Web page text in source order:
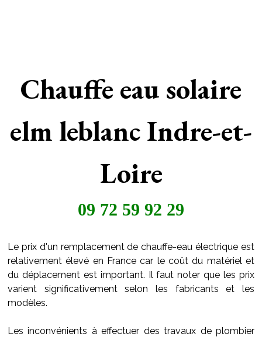
Chauffe eau solaire
elm leblanc Indre-et-
Loire
09 72 59 92 29
Le prix d'un remplacement de chauffe-eau électrique est
relativement élevé en France car le coût du matériel et
du déplacement est important. Il faut noter que les prix
varient significativement selon les fabricants et les
modèles.
Les inconvénients à effectuer des travaux de plombier